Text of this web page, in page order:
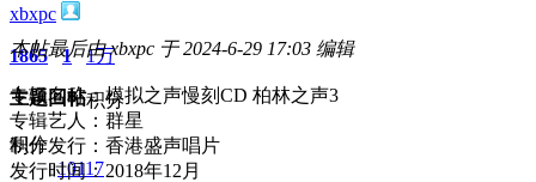
xbxpc
1865
主题
1
回帖
1万
积分
积分
10117
本帖最后由 xbxpc 于 2024-6-29 17:03 编辑
专辑名称：模拟之声慢刻CD 柏林之声3
专辑艺人：群星
制作发行：香港盛声唱片
发行时间：2018年12月